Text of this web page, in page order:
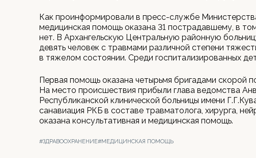
Как проинформировали в пресс-службе
медицинская помощь оказана 31 пострадавшему, в
нет. В Архангельскую Центральную районную
девять человек с травмами различной степени
в тяжелом состоянии. Среди госпитализированных
Первая помощь оказана четырьмя бригадами скорой
На место происшествия прибыли глава ведомства
Республиканской клинической больницы имени
санавиация РКБ в составе травматолога, хирурга,
оказана консультативная и медицинская помощь.
#ЗДРАВООХРАНЕНИЕ#МЕДИЦИНСКАЯ ПОМОЩЬ